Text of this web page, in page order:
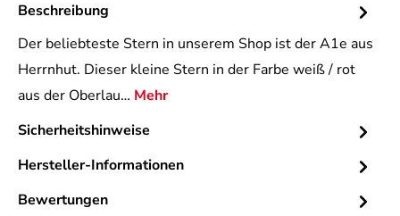
Beschreibung
Der beliebteste Stern in unserem Shop ist der A1e aus
Herrnhut. Dieser kleine Stern in der Farbe weiß / rot
aus der Oberlau… Mehr
Sicherheitshinweise
Hersteller-Informationen
Bewertungen